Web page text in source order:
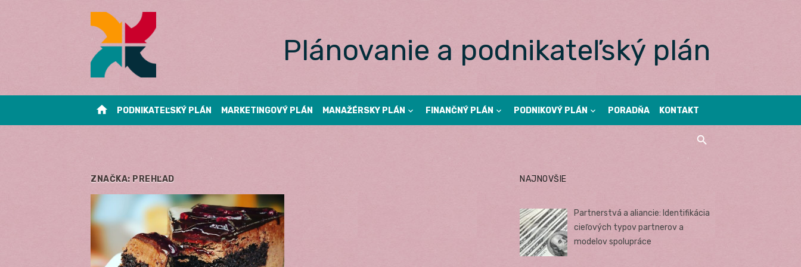
Plánovanie a podnikateľský plán
home PODNIKATEĽSKÝ PLÁN MARKETINGOVÝ PLÁN MANAŽÉRSKY PLÁN FINANČNÝ PLÁN PODNIKOVÝ PLÁN PORADŇA KONTAKT
ZNAČKA: PREHĽAD NAJNOVŠIE
Partnerstvá a aliancie: Identifikácia
cieľových typov partnerov a
modelov spolupráce